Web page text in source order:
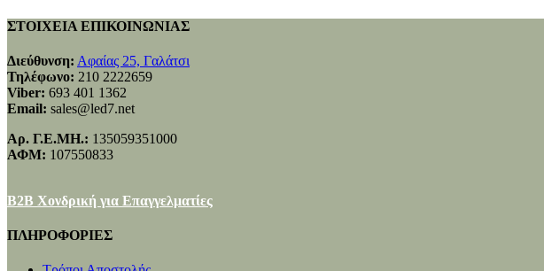
ΣΤΟΙΧΕΙΑ ΕΠΙΚΟΙΝΩΝΙΑΣ
Διεύθυνση: Αφαίας 25, Γαλάτσι
Τηλέφωνο: 210 2222659
Viber: 693 401 1362
Email: sales@led7.net
Αρ. Γ.Ε.ΜΗ.: 135059351000
ΑΦΜ: 107550833
B2B Χονδρική για Επαγγελματίες
ΠΛΗΡΟΦΟΡΙΕΣ